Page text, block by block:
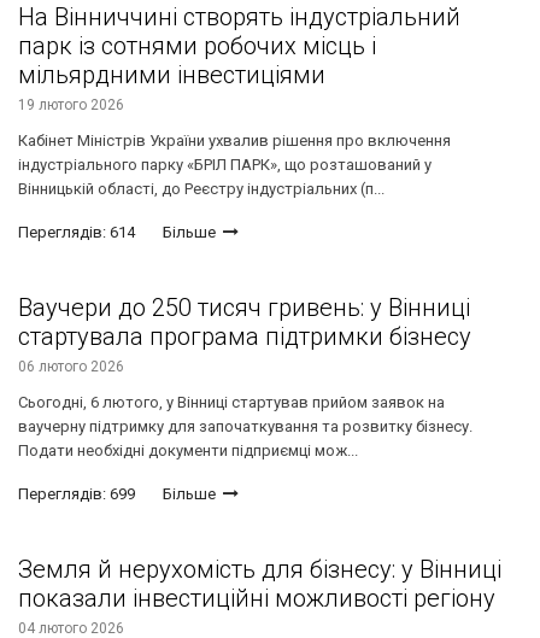
На Вінниччині створять індустріальний
парк із сотнями робочих місць і
мільярдними інвестиціями
19 лютого 2026
Кабінет Міністрів України ухвалив рішення про включення
індустріального парку «БРІЛ ПАРК», що розташований у
Вінницькій області, до Реєстру індустріальних (п...
Переглядів: 614 Більше
Ваучери до 250 тисяч гривень: у Вінниці
стартувала програма підтримки бізнесу
06 лютого 2026
Сьогодні, 6 лютого, у Вінниці стартував прийом заявок на
ваучерну підтримку для започаткування та розвитку бізнесу.
Подати необхідні документи підприємці мож...
Переглядів: 699 Більше
Земля й нерухомість для бізнесу: у Вінниці
показали інвестиційні можливості регіону
04 лютого 2026